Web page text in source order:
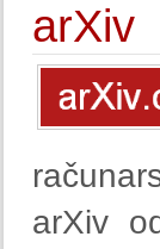
arXiv
arXiv